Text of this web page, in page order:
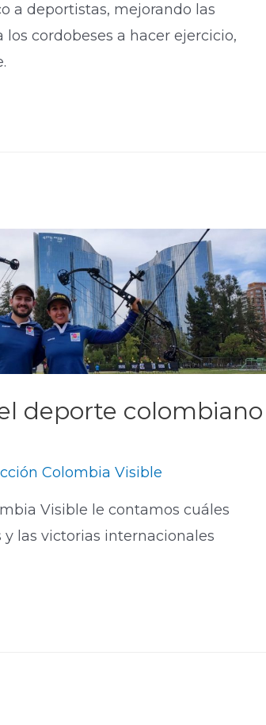
a deportistas, mejorando las
cordobeses a hacer ejercicio,
deporte colombiano
Colombia Visible
Visible le contamos cuáles
las victorias internacionales